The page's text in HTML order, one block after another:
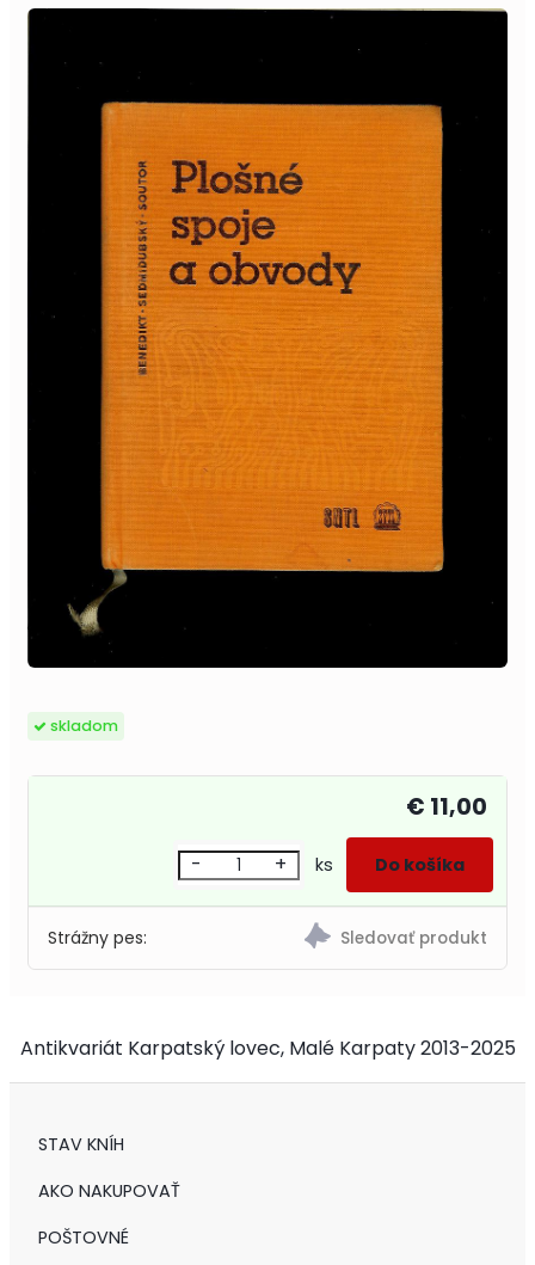
skladom
€ 11,00
Strážny pes:
- + ks
Antikvariát Karpatský lovec, Malé Karpaty 2013-2025
STAV KNÍH
AKO NAKUPOVAŤ
POŠTOVNÉ